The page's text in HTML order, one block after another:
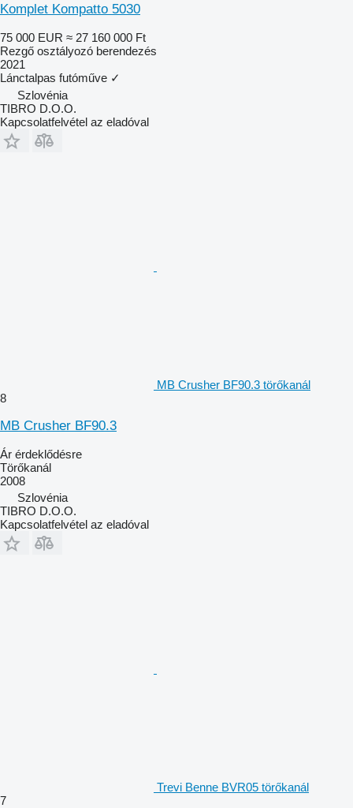
Komplet Kompatto 5030
75 000 EUR ≈ 27 160 000 Ft
Rezgő osztályozó berendezés
2021
Lánctalpas futóműve ✓
Szlovénia
TIBRO D.O.O.
Kapcsolatfelvétel az eladóval
MB Crusher BF90.3 törőkanál
8
MB Crusher BF90.3
Ár érdeklődésre
Törőkanál
2008
Szlovénia
TIBRO D.O.O.
Kapcsolatfelvétel az eladóval
Trevi Benne BVR05 törőkanál
7